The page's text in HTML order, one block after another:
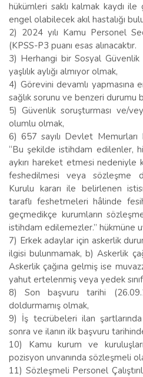
hükümleri saklı kalmak kaydı ile
engel olabilecek akıl hastalığı
2) 2024 yılı Kamu Personel
(KPSS-P3 puanı esas alınacaktır.
3) Herhangi bir Sosyal
yaşlılık aylığı almıyor olmak,
4) Görevini devamlı
sağlık sorunu ve benzeri durumu
5) Güvenlik soruşturması ve/
olumlu olmak,
6) 657 sayılı Devlet Memurları
“Bu şekilde istihdam edilenler,
aykırı hareket etmesi nedeniyle
feshedilmesi veya sözleşme
Kurulu kararı ile belirlenen
taraflı feshetmeleri hâlinde
geçmedikçe kurumların
istihdam edilemezler.” hükmüne
7) Erkek adaylar için askerlik
ilgisi bulunmamak, b) Askerlik
Askerlik çağına gelmiş ise
yahut ertelenmiş veya yedek
8) Son başvuru tarihi
doldurmamış olmak,
9) İş tecrübeleri ilan
sonra ve ilanın ilk başvuru
10) Kamu kurum ve
pozisyon unvanında sözleşmeli
11) Sözleşmeli Personel